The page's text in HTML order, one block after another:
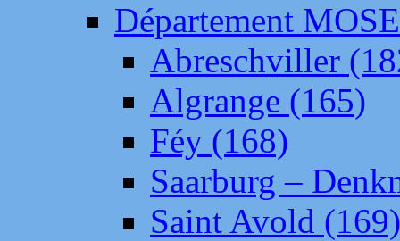
Département
Abreschviller
Algrange (165)
Féy (168)
Saarburg –
Saint Avold (169)